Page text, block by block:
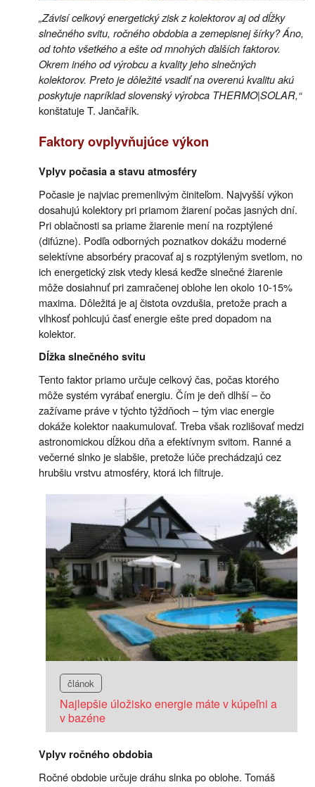
„Závisí celkový energetický zisk z kolektorov aj od dĺžky
slnečného svitu, ročného obdobia a zemepisnej šírky? Áno,
od tohto všetkého a ešte od mnohých ďalších faktorov.
Okrem iného od výrobcu a kvality jeho slnečných
kolektorov. Preto je dôležité vsadiť na overenú kvalitu akú
poskytuje napríklad slovenský výrobca THERMO|SOLAR,“
konštatuje T. Jančařík.
Faktory ovplyvňujúce výkon
Vplyv počasia a stavu atmosféry
Počasie je najviac premenlivým činiteľom. Najvyšší výkon
dosahujú kolektory pri priamom žiarení počas jasných dní.
Pri oblačnosti sa priame žiarenie mení na rozptýlené
(difúzne). Podľa odborných poznatkov dokážu moderné
selektívne absorbéry pracovať aj s rozptýleným svetlom, no
ich energetický zisk vtedy klesá keďže slnečné žiarenie
môže dosiahnuť pri zamračenej oblohe len okolo 10-15%
maxima. Dôležitá je aj čistota ovzdušia, pretože prach a
vlhkosť pohlcujú časť energie ešte pred dopadom na
kolektor.
Dĺžka slnečného svitu
Tento faktor priamo určuje celkový čas, počas ktorého
môže systém vyrábať energiu. Čím je deň dlhší – čo
zažívame práve v týchto týždňoch – tým viac energie
dokáže kolektor naakumulovať. Treba však rozlišovať medzi
astronomickou dĺžkou dňa a efektívnym svitom. Ranné a
večerné slnko je slabšie, pretože lúče prechádzajú cez
hrubšiu vrstvu atmosféry, ktorá ich filtruje.
článok
Najlepšie úložisko energie máte v kúpeľni a
v bazéne
Vplyv ročného obdobia
Ročné obdobie určuje dráhu slnka po oblohe. Tomáš